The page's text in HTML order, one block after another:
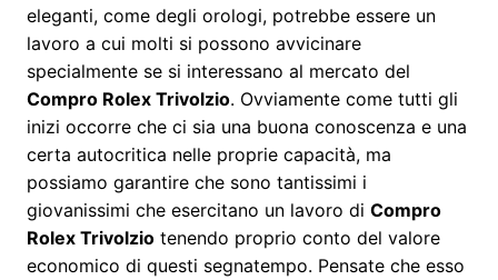
eleganti, come degli orologi, potrebbe essere un
lavoro a cui molti si possono avvicinare
specialmente se si interessano al mercato del
Compro Rolex Trivolzio. Ovviamente come tutti gli
inizi occorre che ci sia una buona conoscenza e una
certa autocritica nelle proprie capacità, ma
possiamo garantire che sono tantissimi i
giovanissimi che esercitano un lavoro di Compro
Rolex Trivolzio tenendo proprio conto del valore
economico di questi segnatempo. Pensate che esso